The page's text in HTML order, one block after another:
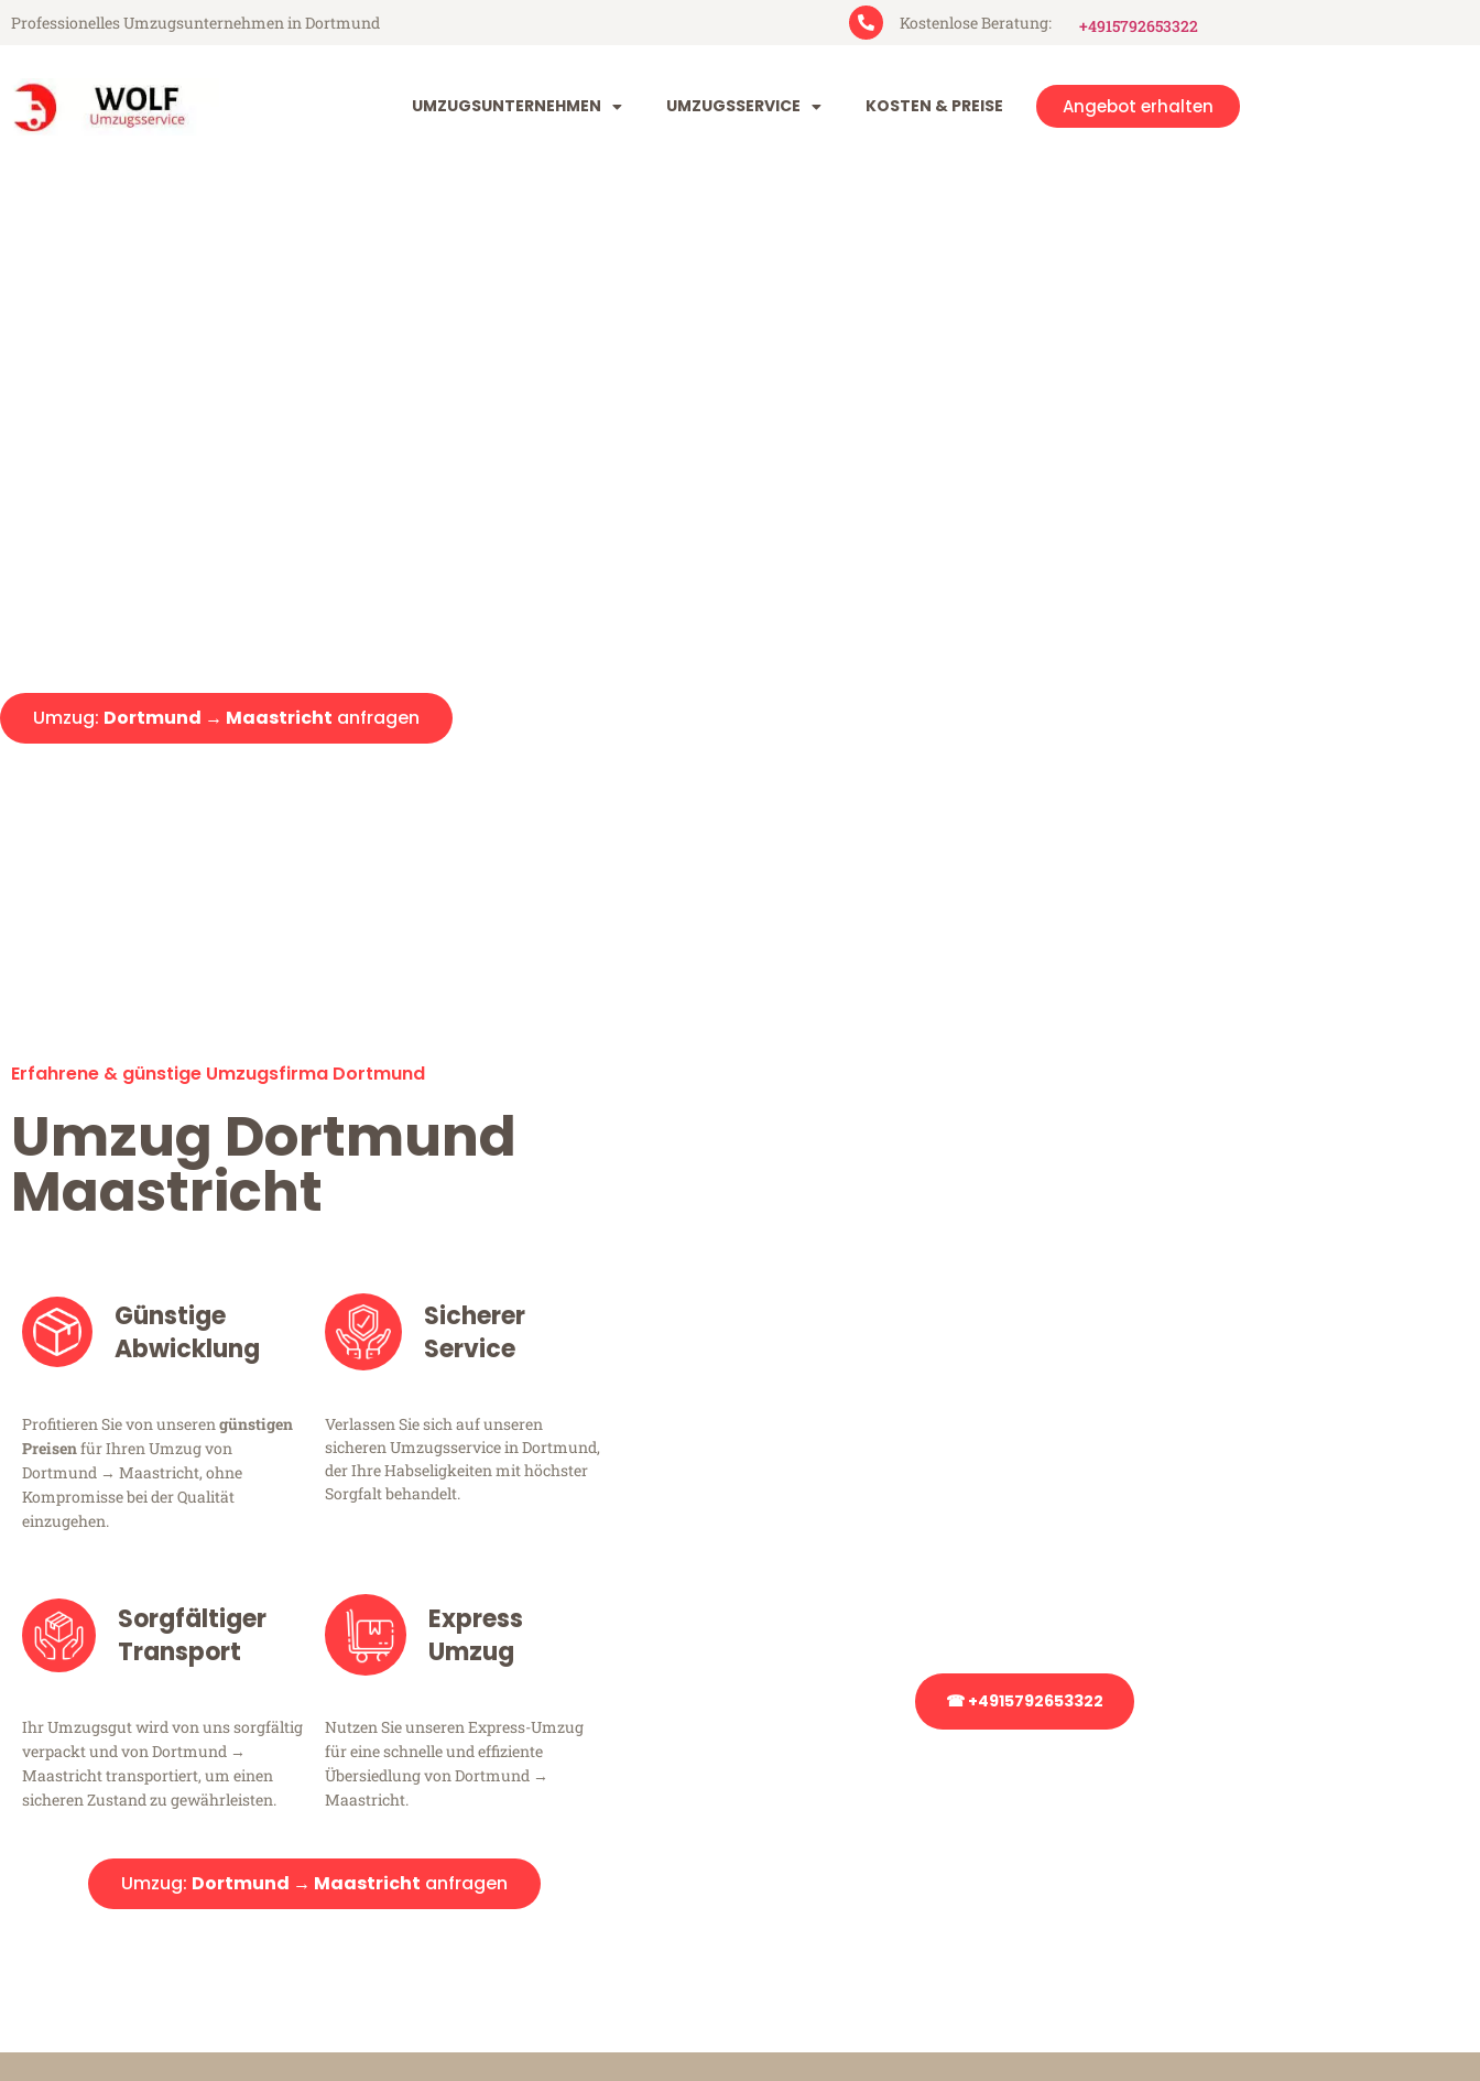
Professionelles Umzugsunternehmen in Dortmund Kostenlose Beratung: +4915792653322
UMZUGSUNTERNEHMEN UMZUGSSERVICE KOSTEN & PREISE Angebot erhalten
Umzug: Dortmund → Maastricht anfragen
Erfahrene & günstige Umzugsfirma Dortmund
Umzug Dortmund
Maastricht
Günstige
Abwicklung
Profitieren Sie von unserengünstigen
Preisenfür Ihren Umzug von
Dortmund → Maastricht, ohne
Kompromisse bei der Qualität
einzugehen.
Sicherer
Service
Verlassen Sie sich auf unseren
sicheren Umzugsservice in Dortmund,
der Ihre Habseligkeiten mit höchster
Sorgfalt behandelt.
Sorgfältiger
Transport
Ihr Umzugsgut wird von uns sorgfältig
verpackt und von Dortmund →
Maastricht transportiert, um einen
sicheren Zustand zu gewährleisten.
Express
Umzug
Nutzen Sie unseren Express-Umzug
für eine schnelle und effiziente
Übersiedlung von Dortmund →
Maastricht.
Umzug: Dortmund → Maastricht anfragen
☎ +4915792653322